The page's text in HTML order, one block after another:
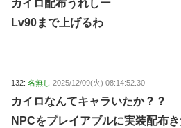
カイロ配布うれしー
Lv90まで上げるわ
132: 名無し 2025/12/09(火) 08:14:52.30
カイロなんてキャラいたか？？
NPCをプレイアブルに実装配布き